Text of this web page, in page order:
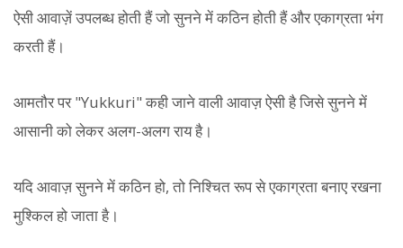
ऐसी आवाज़ें उपलब्ध होती हैं जो सुनने में कठिन होती हैं और एकाग्रता भंग
करती हैं।
आमतौर पर "Yukkuri" कही जाने वाली आवाज़ ऐसी है जिसे सुनने में
आसानी को लेकर अलग-अलग राय है।
यदि आवाज़ सुनने में कठिन हो, तो निश्चित रूप से एकाग्रता बनाए रखना
मुश्किल हो जाता है।